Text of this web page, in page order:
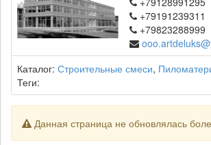
+79191239311
+79823288999
Каталог: Строительные смеси,
Теги:
Данная страница не обновлялась